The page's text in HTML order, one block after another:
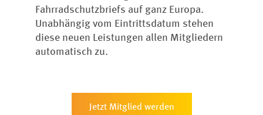
Fahrradschutzbriefs auf ganz Europa.
Unabhängig vom Eintrittsdatum stehen
diese neuen Leistungen allen Mitgliedern
automatisch zu.
Jetzt Mitglied werden